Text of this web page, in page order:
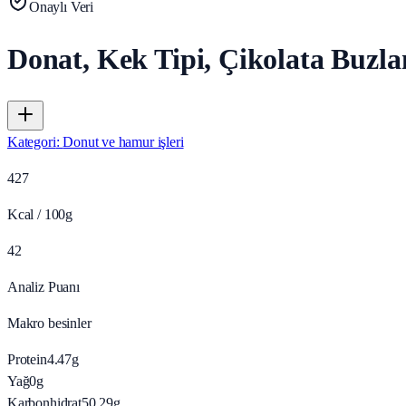
Onaylı Veri
Donat, Kek Tipi, Çikolata
Kategori:Donut ve hamur işleri
427
Kcal / 100g
42
Analiz Puanı
Makro besinler
Protein4.47g
Yağ0g
Karbonhidrat50.29g